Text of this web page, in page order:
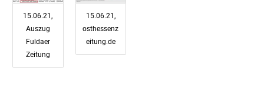
15.06.21,
Auszug
Fuldaer
Zeitung
15.06.21,
osthessenz
eitung.de